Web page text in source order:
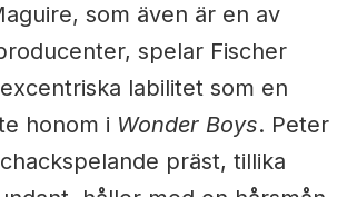
som även är en av
spelar Fischer
labilitet som en
honom i Wonder Boys. Peter
präst, tillika